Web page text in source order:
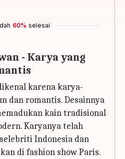
60% selesai
- Karya yang
karena karya-
dan romantis. Desainnya
kain tradisional
Karyanya telah
Indonesia dan
di fashion show Paris.